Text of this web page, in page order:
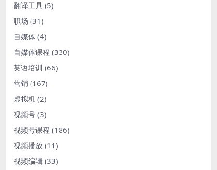
翻译工具 (5)
职场 (31)
自媒体 (4)
自媒体课程 (330)
英语培训 (66)
营销 (167)
虚拟机 (2)
视频号 (3)
视频号课程 (186)
视频播放 (11)
视频编辑 (33)